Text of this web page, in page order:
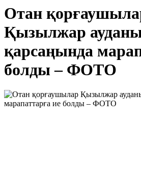
Отан
Қызылжар
қарсаңында
болды – ФОТО